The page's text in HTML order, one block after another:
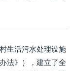
生活污水处理设施
法》），建立了全